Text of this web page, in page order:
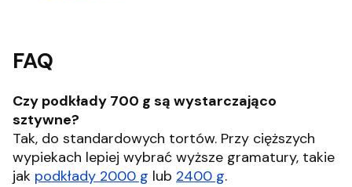
FAQ
Czy podkłady 700 g są wystarczająco
sztywne?
Tak, do standardowych tortów. Przy cięższych
wypiekach lepiej wybrać wyższe gramatury, takie
jak podkłady 2000 g lub 2400 g.